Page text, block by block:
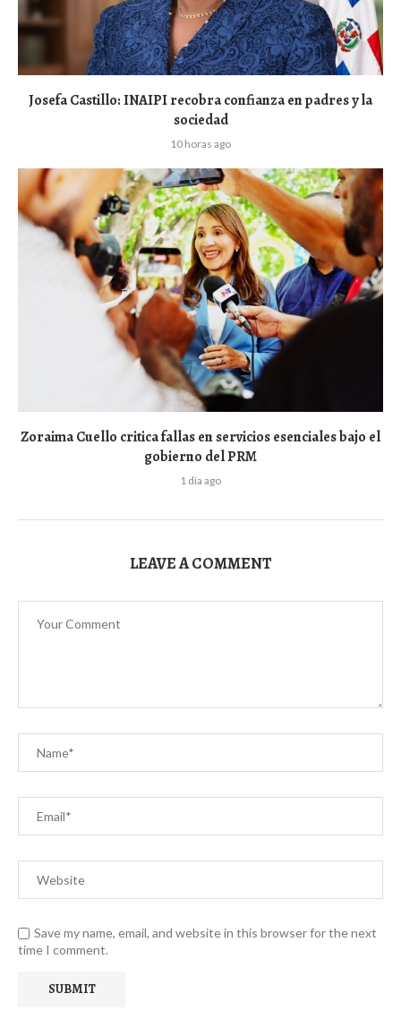
Josefa Castillo: INAIPI recobra confianza en padres y la
sociedad
10 horas ago
Zoraima Cuello critica fallas en servicios esenciales bajo el
gobierno del PRM
1 día ago
LEAVE A COMMENT
Save my name, email, and website in this browser for the next
time I comment.